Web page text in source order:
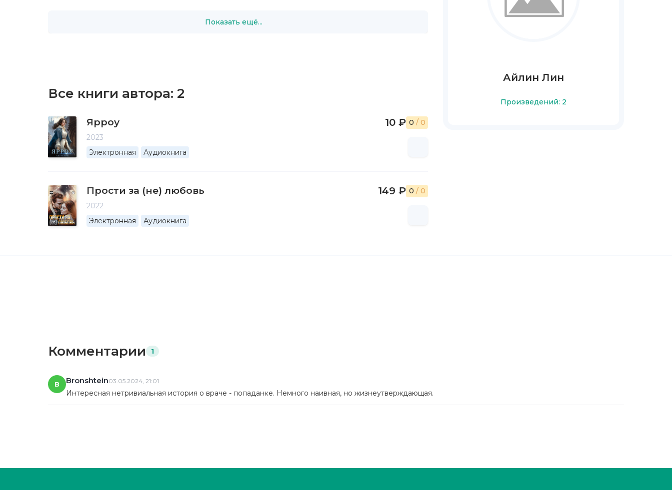
Показать ещё...
Все книги автора: 2
Ярроу
2023
Электронная
Аудиокнига
10 ₽ 0 / 0
Прости за (не) любовь
2022
Электронная
Аудиокнига
149 ₽ 0 / 0
Айлин Лин
Произведений: 2
Комментарии 1
B Bronshtein03.05.2024, 21:01
Интересная нетривиальная история о враче - попаданке. Немного наивная, но жизнеутверждающая.